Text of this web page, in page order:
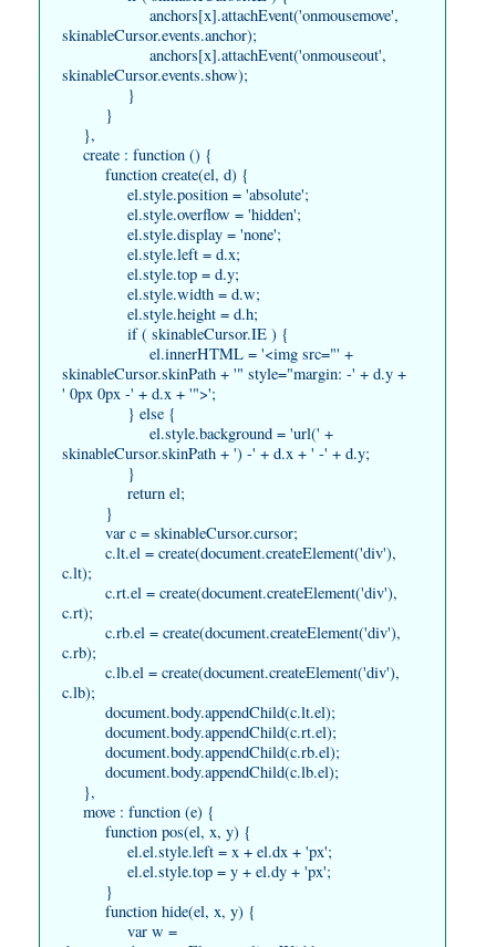
anchors[x].attachEvent('onmousemove',
skinableCursor.events.anchor);
anchors[x].attachEvent('onmouseout',
skinableCursor.events.show);
}
}
},
create : function () {
function create(el, d) {
el.style.position = 'absolute';
el.style.overflow = 'hidden';
el.style.display = 'none';
el.style.left = d.x;
el.style.top = d.y;
el.style.width = d.w;
el.style.height = d.h;
if ( skinableCursor.IE ) {
el.innerHTML = '<img src="' +
skinableCursor.skinPath + '" style="margin: -' + d.y +
' 0px 0px -' + d.x + '">';
} else {
el.style.background = 'url(' +
skinableCursor.skinPath + ') -' + d.x + ' -' + d.y;
}
return el;
}
var c = skinableCursor.cursor;
c.lt.el = create(document.createElement('div'),
c.lt);
c.rt.el = create(document.createElement('div'),
c.rt);
c.rb.el = create(document.createElement('div'),
c.rb);
c.lb.el = create(document.createElement('div'),
c.lb);
document.body.appendChild(c.lt.el);
document.body.appendChild(c.rt.el);
document.body.appendChild(c.rb.el);
document.body.appendChild(c.lb.el);
},
move : function (e) {
function pos(el, x, y) {
el.el.style.left = x + el.dx + 'px';
el.el.style.top = y + el.dy + 'px';
}
function hide(el, x, y) {
var w =